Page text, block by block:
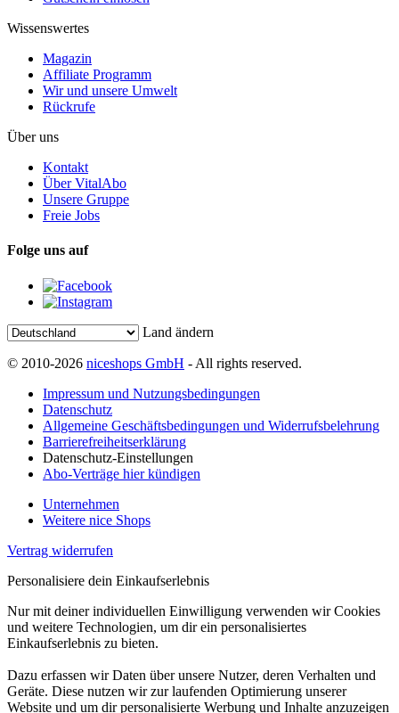
Wissenswertes
Magazin
Affiliate Programm
Wir und unsere Umwelt
Rückrufe
Über uns
Kontakt
Über VitalAbo
Unsere Gruppe
Freie Jobs
Folge uns auf
Land ändern
© 2010-2026 niceshops GmbH - All rights reserved.
Impressum und Nutzungsbedingungen
Datenschutz
Allgemeine Geschäftsbedingungen und Widerrufsbelehrung
Barrierefreiheitserklärung
Datenschutz-Einstellungen
Abo-Verträge hier kündigen
Unternehmen
Weitere nice Shops
Vertrag widerrufen
Personalisiere dein Einkaufserlebnis
Nur mit deiner individuellen Einwilligung verwenden wir Cookies
und weitere Technologien, um dir ein personalisiertes
Einkaufserlebnis zu bieten.
Dazu erfassen wir Daten über unsere Nutzer, deren Verhalten und
Geräte. Diese nutzen wir zur laufenden Optimierung unserer
Website und um dir personalisierte Werbung und Inhalte anzuzeigen